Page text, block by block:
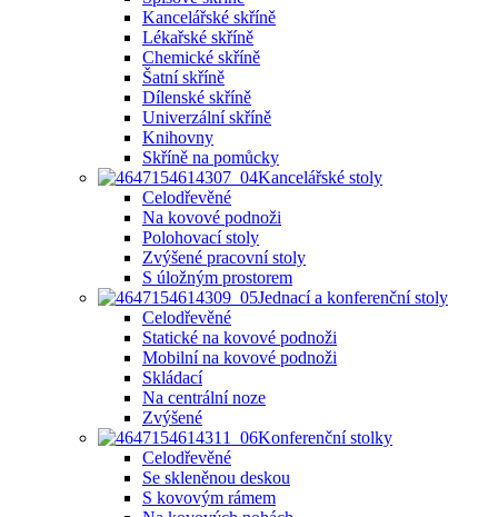
Kancelářské skříně
Lékařské skříně
Chemické skříně
Šatní skříně
Dílenské skříně
Univerzální skříně
Knihovny
Skříně na pomůcky
Kancelářské stoly
Celodřevěné
Na kovové podnoži
Polohovací stoly
Zvýšené pracovní stoly
S úložným prostorem
Jednací a konferenční stoly
Celodřevěné
Statické na kovové podnoži
Mobilní na kovové podnoži
Skládací
Na centrální noze
Zvýšené
Konferenční stolky
Celodřevěné
Se skleněnou deskou
S kovovým rámem